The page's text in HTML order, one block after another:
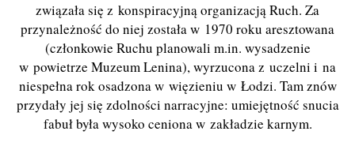
związała się z konspiracyjną organizacją Ruch. Za
przynależność do niej została w 1970 roku aresztowana
(członkowie Ruchu planowali m.in. wysadzenie
w powietrze Muzeum Lenina), wyrzucona z uczelni i na
niespełna rok osadzona w więzieniu w Łodzi. Tam znów
przydały jej się zdolności narracyjne: umiejętność snucia
fabuł była wysoko ceniona w zakładzie karnym.